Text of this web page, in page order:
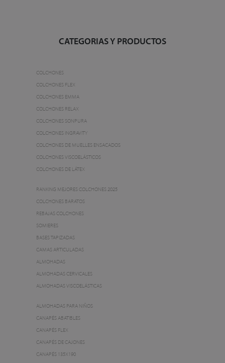
CATEGORIAS Y PRODUCTOS
COLCHONES
COLCHONES FLEX
COLCHONES EMMA
COLCHONES RELAX
COLCHONES SONPURA
COLCHONES INGRAVITY
COLCHONES DE MUELLES ENSACADOS
COLCHONES VISCOELÁSTICOS
COLCHONES DE LÁTEX
RANKING MEJORES COLCHONES 2025
COLCHONES BARATOS
REBAJAS COLCHONES
SOMIERES
BASES TAPIZADAS
CAMAS ARTICULADAS
ALMOHADAS
ALMOHADAS CERVICALES
ALMOHADAS VISCOELÁSTICAS
ALMOHADAS PARA NIÑOS
CANAPÉS ABATIBLES
CANAPÉS FLEX
CANAPÉS DE CAJONES
CANAPÉS 135X190